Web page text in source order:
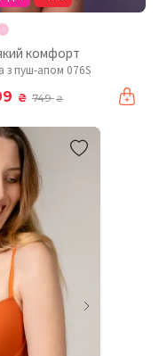
комфорт
з пуш-апом 076S
₴ 749₴